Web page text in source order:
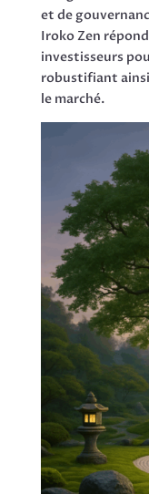
et de
Iroko Zen
investisseurs
robustifiant
le marché.